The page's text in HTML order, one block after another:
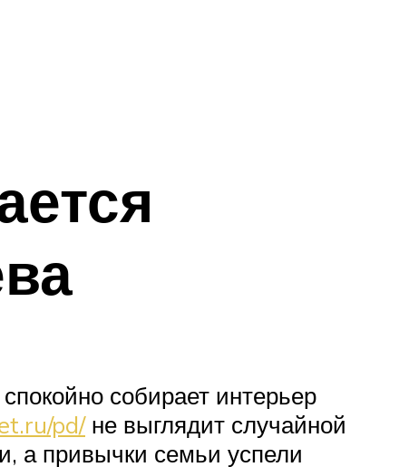
собирает интерьер
pd/не выглядит случайной
а привычки семьи успели